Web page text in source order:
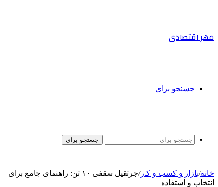
مهر اقتصادی
جستجو برای
جستجو برای
خانه/بازار و کسب و کار/
جرثقیل سقفی ۱۰ تن: راهنمای جامع برای
انتخاب و استفاده